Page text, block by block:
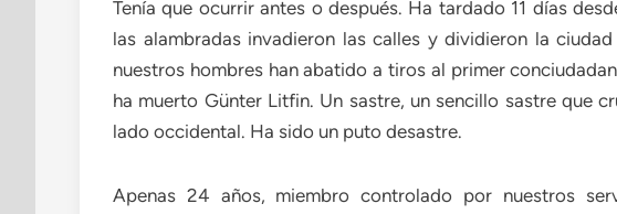
Tenía que ocurrir antes o después. Ha tardado 11 días
las alambradas invadieron las calles y dividieron la
nuestros hombres han abatido a tiros al primer
ha muerto Günter Litfin. Un sastre, un sencillo sastre que
lado occidental. Ha sido un puto desastre.
Apenas 24 años, miembro controlado por nuestros